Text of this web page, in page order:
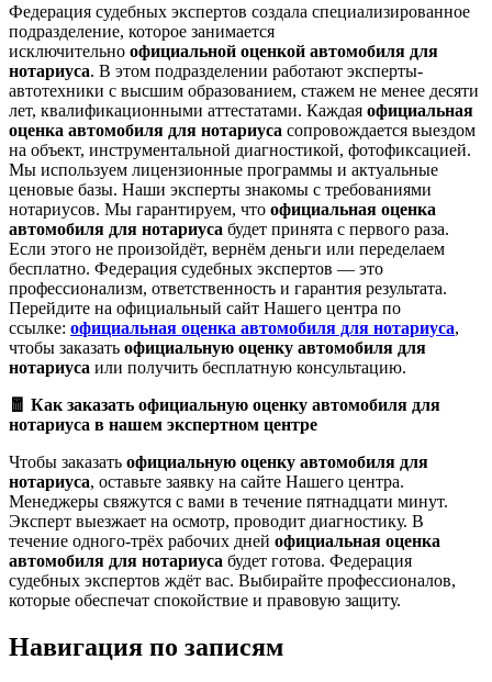
Федерация судебных экспертов создала специализированное
подразделение, которое занимается
исключительно официальной оценкой автомобиля для
нотариуса. В этом подразделении работают эксперты-
автотехники с высшим образованием, стажем не менее десяти
лет, квалификационными аттестатами. Каждая официальная
оценка автомобиля для нотариуса сопровождается выездом
на объект, инструментальной диагностикой, фотофиксацией.
Мы используем лицензионные программы и актуальные
ценовые базы. Наши эксперты знакомы с требованиями
нотариусов. Мы гарантируем, что официальная оценка
автомобиля для нотариуса будет принята с первого раза.
Если этого не произойдёт, вернём деньги или переделаем
бесплатно. Федерация судебных экспертов — это
профессионализм, ответственность и гарантия результата.
Перейдите на официальный сайт Нашего центра по
ссылке: официальная оценка автомобиля для нотариуса,
чтобы заказать официальную оценку автомобиля для
нотариуса или получить бесплатную консультацию.
🧧 Как заказать официальную оценку автомобиля для
нотариуса в нашем экспертном центре
Чтобы заказать официальную оценку автомобиля для
нотариуса, оставьте заявку на сайте Нашего центра.
Менеджеры свяжутся с вами в течение пятнадцати минут.
Эксперт выезжает на осмотр, проводит диагностику. В
течение одного-трёх рабочих дней официальная оценка
автомобиля для нотариуса будет готова. Федерация
судебных экспертов ждёт вас. Выбирайте профессионалов,
которые обеспечат спокойствие и правовую защиту.
Навигация по записям